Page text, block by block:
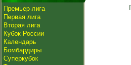
Премьер-лига
Первая лига
Вторая лига
Кубок России
Календарь
Бомбардиры
Суперкубок